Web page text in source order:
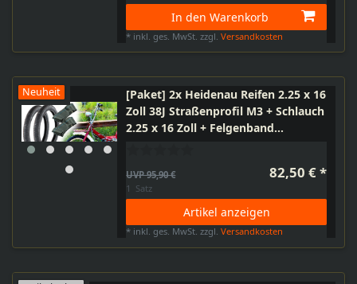
In den Warenkorb
* inkl. ges. MwSt. zzgl.Versandkosten
Neuheit
[Paket] 2x Heidenau Reifen 2.25 x 16
Zoll 38J Straßenprofil M3 + Schlauch
2.25 x 16 Zoll + Felgenband
Motorrad, Moped
UVP 95,90 € 82,50 € *
1 Satz
Artikel anzeigen
* inkl. ges. MwSt. zzgl.Versandkosten